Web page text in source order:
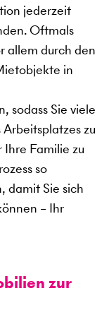
jederzeit
Oftmals
allem durch den
in
sodass Sie viele
zu
Familie zu
so
damit Sie sich
– Ihr
zur